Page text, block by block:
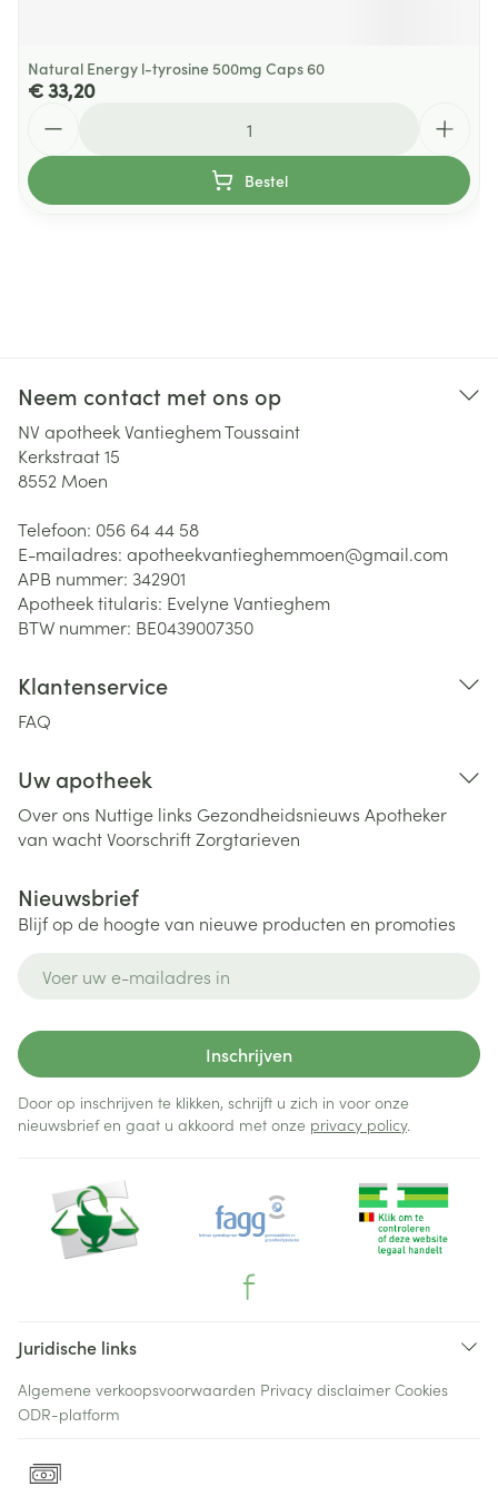
Natural Energy l-tyrosine 500mg Caps 60
€ 33,20
Bestel
Neem contact met ons op
NV apotheek Vantieghem Toussaint
Kerkstraat 15
8552 Moen
Telefoon: 056 64 44 58
E-mailadres: apotheekvantieghemmoen@gmail.com
APB nummer: 342901
Apotheek titularis: Evelyne Vantieghem
BTW nummer: BE0439007350
Klantenservice
FAQ
Uw apotheek
Over ons Nuttige links Gezondheidsnieuws Apotheker
van wachtVoorschriftZorgtarieven
Nieuwsbrief
Blijf op de hoogte van nieuwe producten en promoties
Inschrijven
Door op inschrijven te klikken, schrijft u zich in voor onze
nieuwsbrief en gaat u akkoord met onze privacy policy.
Juridische links
Algemene verkoopsvoorwaarden Privacy disclaimer Cookies
ODR-platform